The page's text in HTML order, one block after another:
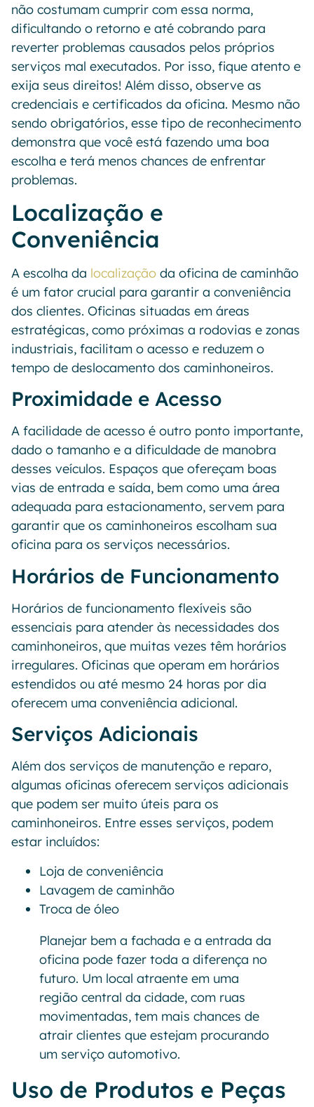
não costumam cumprir com essa norma,
dificultando o retorno e até cobrando para
reverter problemas causados pelos próprios
serviços mal executados. Por isso, fique atento e
exija seus direitos! Além disso, observe as
credenciais e certificados da oficina. Mesmo não
sendo obrigatórios, esse tipo de reconhecimento
demonstra que você está fazendo uma boa
escolha e terá menos chances de enfrentar
problemas.
Localização e
Conveniência
A escolha da localização da oficina de caminhão
é um fator crucial para garantir a conveniência
dos clientes. Oficinas situadas em áreas
estratégicas, como próximas a rodovias e zonas
industriais, facilitam o acesso e reduzem o
tempo de deslocamento dos caminhoneiros.
Proximidade e Acesso
A facilidade de acesso é outro ponto importante,
dado o tamanho e a dificuldade de manobra
desses veículos. Espaços que ofereçam boas
vias de entrada e saída, bem como uma área
adequada para estacionamento, servem para
garantir que os caminhoneiros escolham sua
oficina para os serviços necessários.
Horários de Funcionamento
Horários de funcionamento flexíveis são
essenciais para atender às necessidades dos
caminhoneiros, que muitas vezes têm horários
irregulares. Oficinas que operam em horários
estendidos ou até mesmo 24 horas por dia
oferecem uma conveniência adicional.
Serviços Adicionais
Além dos serviços de manutenção e reparo,
algumas oficinas oferecem serviços adicionais
que podem ser muito úteis para os
caminhoneiros. Entre esses serviços, podem
estar incluídos:
Loja de conveniência
Lavagem de caminhão
Troca de óleo
Planejar bem a fachada e a entrada da
oficina pode fazer toda a diferença no
futuro. Um local atraente em uma
região central da cidade, com ruas
movimentadas, tem mais chances de
atrair clientes que estejam procurando
um serviço automotivo.
Uso de Produtos e Peças